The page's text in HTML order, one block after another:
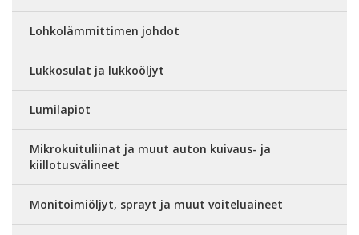
Lohkolämmittimen johdot
Lukkosulat ja lukkoöljyt
Lumilapiot
Mikrokuituliinat ja muut auton kuivaus- ja
kiillotusvälineet
Monitoimiöljyt, sprayt ja muut voiteluaineet